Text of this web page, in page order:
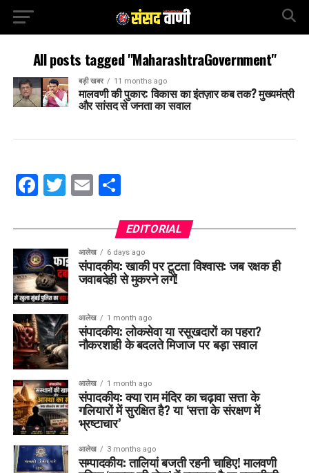
All posts tagged "MaharashtraGovernment"
बड़ी खबर 11 months ago
मालवणी की पुकार: विकास का इंतज़ार कब तक? मुख्यमंत्री
और सांसद से जनता का सवाल
Facebook
Twitter
EmailShare
EDITORIAL
आलेख 6 days ago
संपादकीय: खाकी पर टूटता विश्वास: जब रक्षक ही
जवाबदेही से मुकरने लगें!
आलेख 1 month ago
संपादकीय: लोकसेवा या रसूखदारों का पहरा?
नौकरशाही के बदलते मिजाज पर बड़ा सवाल
आलेख 1 month ago
संपादकीय: क्या राम मंदिर का चढ़ावा सत्ता के
गलियारों में सुरक्षित है? या ‘सत्ता के संरक्षण में
भ्रष्टाचार’
आलेख 3 months ago
सम्पादकीय: तालियां बजती रहनी चाहिए! मालवणी